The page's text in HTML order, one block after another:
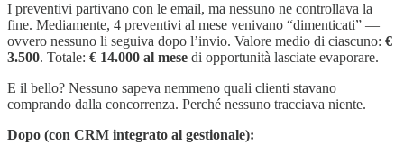
I preventivi partivano con le email, ma nessuno ne controllava la
fine. Mediamente, 4 preventivi al mese venivano “dimenticati” —
ovvero nessuno li seguiva dopo l’invio. Valore medio di ciascuno: €
3.500. Totale: € 14.000 al mese di opportunità lasciate evaporare.
E il bello? Nessuno sapeva nemmeno quali clienti stavano
comprando dalla concorrenza. Perché nessuno tracciava niente.
Dopo (con CRM integrato al gestionale):